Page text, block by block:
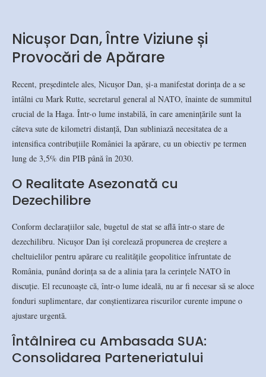
Nicușor Dan, Între Viziune și
Provocări de Apărare
Recent, președintele ales, Nicușor Dan, și-a manifestat dorința de a se
întâlni cu Mark Rutte, secretarul general al NATO, înainte de summitul
crucial de la Haga. Într-o lume instabilă, în care amenințările sunt la
câteva sute de kilometri distanță, Dan subliniază necesitatea de a
intensifica contribuțiile României la apărare, cu un obiectiv pe termen
lung de 3,5% din PIB până în 2030.
O Realitate Asezonată cu
Dezechilibre
Conform declarațiilor sale, bugetul de stat se află într-o stare de
dezechilibru. Nicușor Dan își corelează propunerea de creștere a
cheltuielilor pentru apărare cu realitățile geopolitice înfruntate de
România, punând dorința sa de a alinia țara la cerințele NATO în
discuție. El recunoaște că, într-o lume ideală, nu ar fi necesar să se aloce
fonduri suplimentare, dar conștientizarea riscurilor curente impune o
ajustare urgentă.
Întâlnirea cu Ambasada SUA:
Consolidarea Parteneriatului